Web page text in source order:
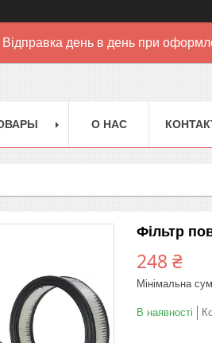
Відправка день в день при
О НАС
Фільтр
248 ₴
Мінімальна
В наявності